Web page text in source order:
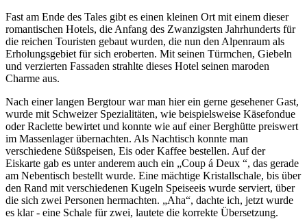
Fast am Ende des Tales gibt es einen kleinen Ort mit einem dieser
romantischen Hotels, die Anfang des Zwanzigsten Jahrhunderts für
die reichen Touristen gebaut wurden, die nun den Alpenraum als
Erholungsgebiet für sich eroberten. Mit seinen Türmchen, Giebeln
und verzierten Fassaden strahlte dieses Hotel seinen maroden
Charme aus.
Nach einer langen Bergtour war man hier ein gerne gesehener Gast,
wurde mit Schweizer Spezialitäten, wie beispielsweise Käsefondue
oder Raclette bewirtet und konnte wie auf einer Berghütte preiswert
im Massenlager übernachten. Als Nachtisch konnte man
verschiedene Süßspeisen, Eis oder Kaffee bestellen. Auf der
Eiskarte gab es unter anderem auch ein
Coup á Deux
, das gerade
am Nebentisch bestellt wurde. Eine mächtige Kristallschale, bis über
den Rand mit verschiedenen Kugeln Speiseeis wurde serviert, über
die sich zwei Personen hermachten.
Aha , dachte ich, jetzt wurde
es klar - eine Schale für zwei, lautete die korrekte Übersetzung.